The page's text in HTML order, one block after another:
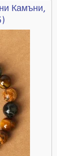
Камъни,
)